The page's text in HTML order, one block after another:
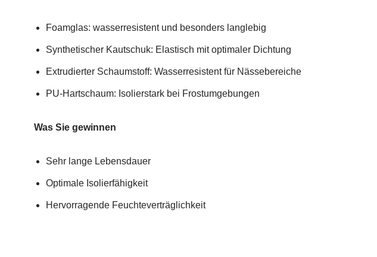
Foamglas: wasserresistent und besonders langlebig
Synthetischer Kautschuk: Elastisch mit optimaler Dichtung
Extrudierter Schaumstoff: Wasserresistent für Nässebereiche
PU-Hartschaum: Isolierstark bei Frostumgebungen
Was Sie gewinnen
Sehr lange Lebensdauer
Optimale Isolierfähigkeit
Hervorragende Feuchteverträglichkeit